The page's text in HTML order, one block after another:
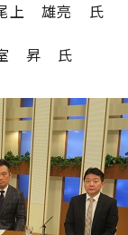
上 雄亮 氏
昇 氏